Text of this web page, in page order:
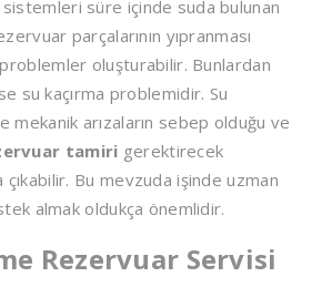
süre içinde suda bulunan
parçalarının yıpranması
oluşturabilir. Bunlardan
ise su kaçırma problemidir. Su
mekanik arızaların sebep olduğu ve
tamiri gerektirecek
Bu mevzuda işinde uzman
almak oldukça önemlidir.
Rezervuar Servisi